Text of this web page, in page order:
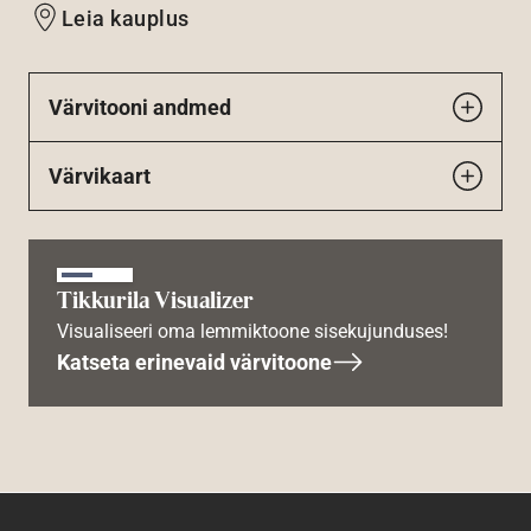
Leia kauplus
Värvitooni andmed
Värvikaart
Tikkurila Visualizer
Visualiseeri oma lemmiktoone sisekujunduses!
Katseta erinevaid värvitoone